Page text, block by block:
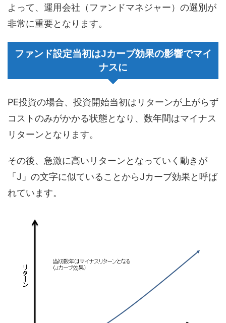
よって、運用会社（ファンドマネジャー）の選別が
非常に重要となります。
ファンド設定当初はJカーブ効果の影響でマイ
ナスに
PE投資の場合、投資開始当初はリターンが上がらず
コストのみがかかる状態となり、数年間はマイナス
リターンとなります。
その後、急激に高いリターンとなっていく動きが
「J」の文字に似ていることからJカーブ効果と呼ば
れています。